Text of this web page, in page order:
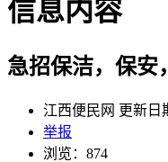
信息内容
急招保洁，保安
江西便民网 更新日
举报
浏览：874